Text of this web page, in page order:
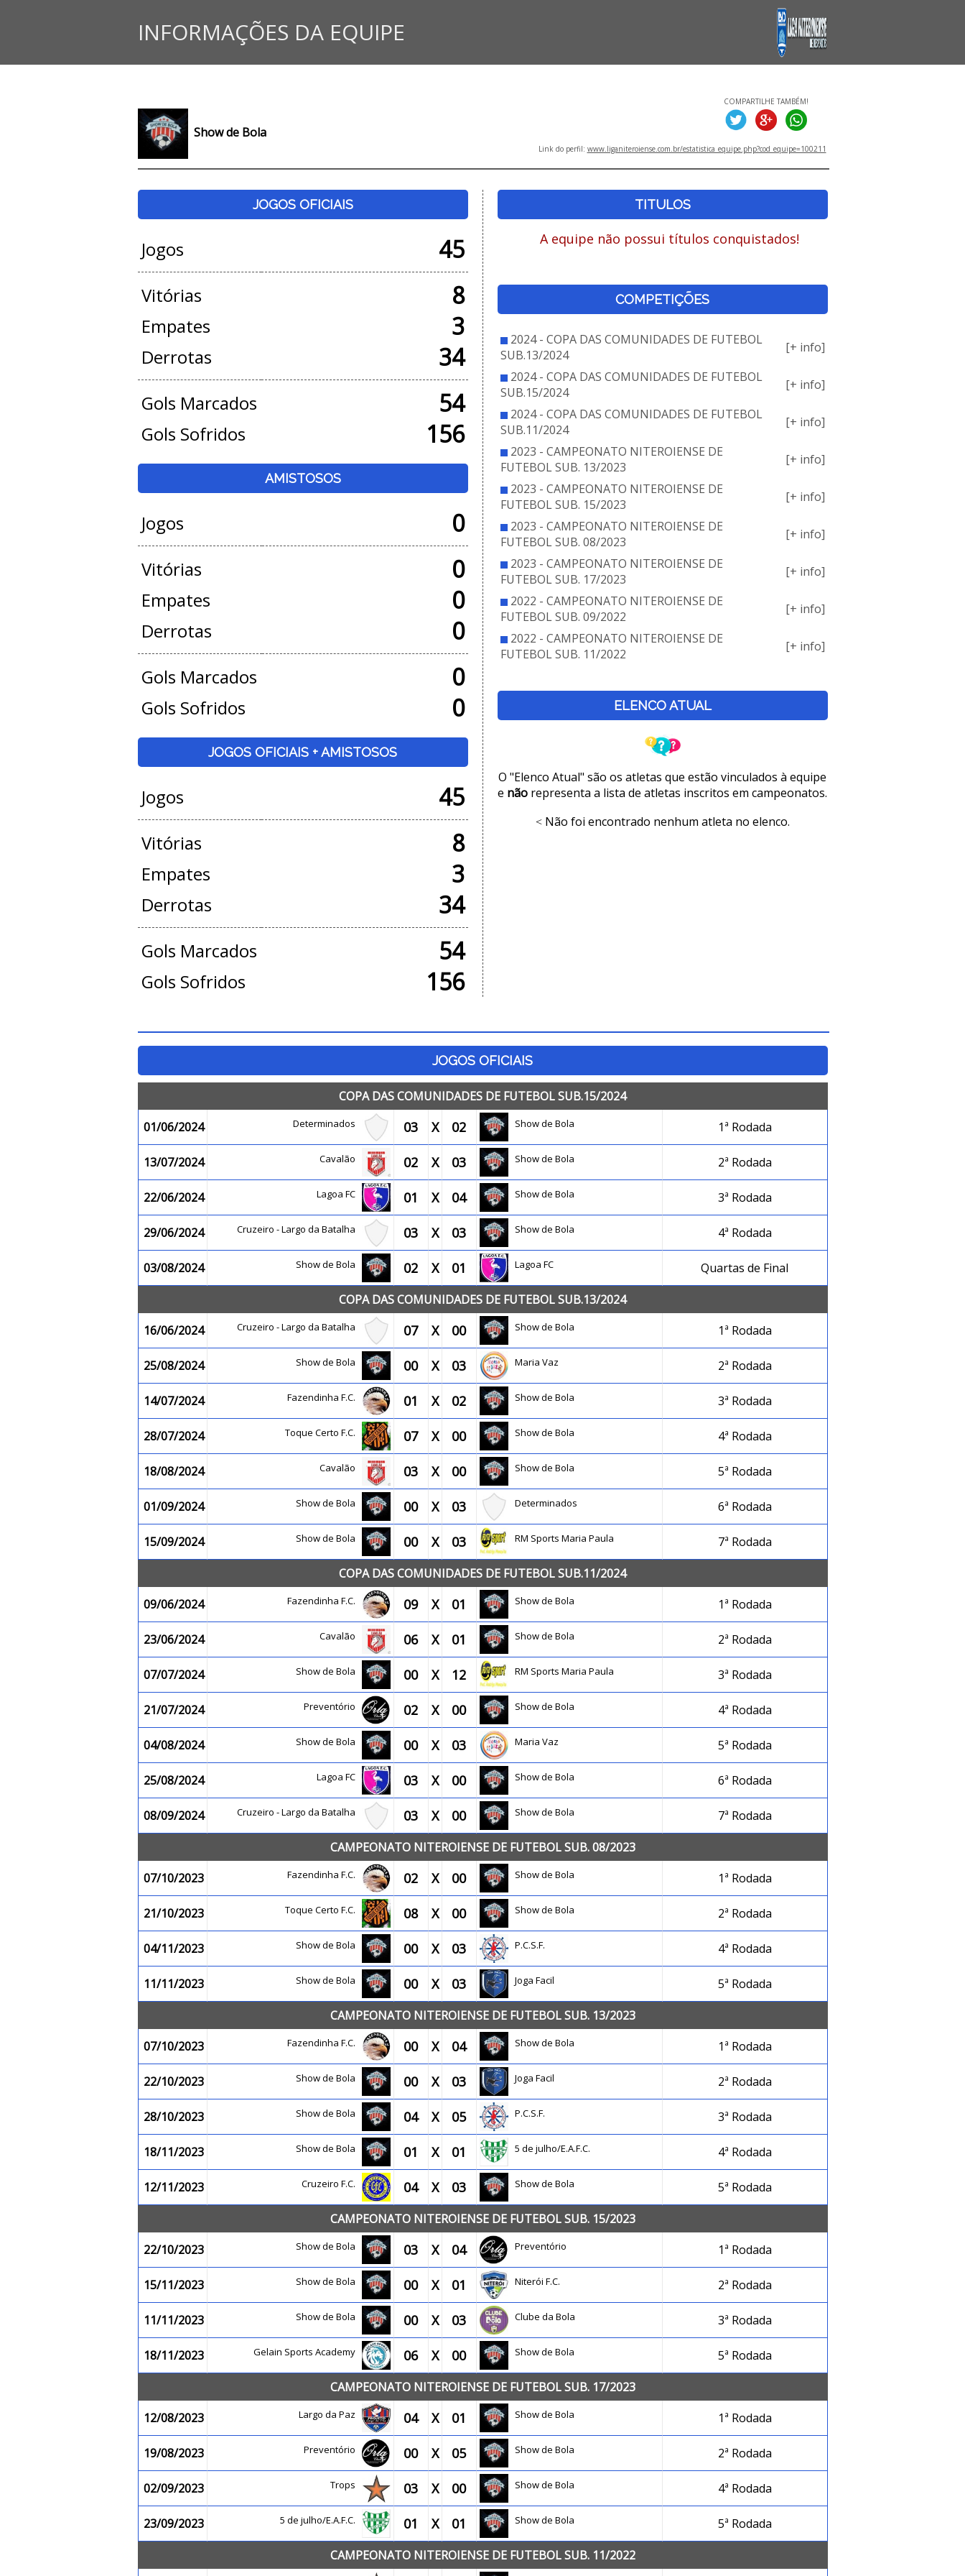
INFORMAÇÕES DA EQUIPE
Show de Bola
COMPARTILHE TAMBÉM!
Link do perfil: www.liganiteroiense.com.br/estatistica_equipe.php?cod_equipe=100211
JOGOS OFICIAIS
Jogos 45
Vitórias 8
Empates 3
Derrotas 34
Gols Marcados 54
Gols Sofridos 156
AMISTOSOS
Jogos 0
Vitórias 0
Empates 0
Derrotas 0
Gols Marcados 0
Gols Sofridos 0
JOGOS OFICIAIS + AMISTOSOS
Jogos 45
Vitórias 8
Empates 3
Derrotas 34
Gols Marcados 54
Gols Sofridos 156
TITULOS
A equipe não possui títulos conquistados!
COMPETIÇÕES
2024 - COPA DAS COMUNIDADES DE FUTEBOL
SUB.13/2024
[+ info]
2024 - COPA DAS COMUNIDADES DE FUTEBOL
SUB.15/2024
[+ info]
2024 - COPA DAS COMUNIDADES DE FUTEBOL
SUB.11/2024
[+ info]
2023 - CAMPEONATO NITEROIENSE DE
FUTEBOL SUB. 13/2023
[+ info]
2023 - CAMPEONATO NITEROIENSE DE
FUTEBOL SUB. 15/2023
[+ info]
2023 - CAMPEONATO NITEROIENSE DE
FUTEBOL SUB. 08/2023
[+ info]
2023 - CAMPEONATO NITEROIENSE DE
FUTEBOL SUB. 17/2023
[+ info]
2022 - CAMPEONATO NITEROIENSE DE
FUTEBOL SUB. 09/2022
[+ info]
2022 - CAMPEONATO NITEROIENSE DE
FUTEBOL SUB. 11/2022
[+ info]
ELENCO ATUAL
O "Elenco Atual" são os atletas que estão vinculados à equipe
e não representa a lista de atletas inscritos em campeonatos.
< Não foi encontrado nenhum atleta no elenco.
JOGOS OFICIAIS
COPA DAS COMUNIDADES DE FUTEBOL SUB.15/2024
01/06/2024
Determinados 03 X 02 Show de Bola 1ª Rodada
13/07/2024 Cavalão 02 X 03 Show de Bola 2ª Rodada
22/06/2024 Lagoa FC 01 X 04 Show de Bola 3ª Rodada
29/06/2024 Cruzeiro - Largo da Batalha 03 X 03 Show de Bola 4ª Rodada
03/08/2024 Show de Bola 02 X 01 Lagoa FC
Quartas de Final
COPA DAS COMUNIDADES DE FUTEBOL SUB.13/2024
16/06/2024
Cruzeiro - Largo da Batalha 07 X 00 Show de Bola 1ª Rodada
25/08/2024 Show de Bola 00 X 03 Maria Vaz 2ª Rodada
14/07/2024 Fazendinha F.C. 01 X 02 Show de Bola 3ª Rodada
28/07/2024 Toque Certo F.C. 07 X 00 Show de Bola 4ª Rodada
18/08/2024 Cavalão 03 X 00 Show de Bola 5ª Rodada
01/09/2024 Show de Bola 00 X 03 Determinados 6ª Rodada
15/09/2024 Show de Bola 00 X 03 RM Sports Maria Paula
7ª Rodada
COPA DAS COMUNIDADES DE FUTEBOL SUB.11/2024
09/06/2024
Fazendinha F.C. 09 X 01 Show de Bola 1ª Rodada
23/06/2024 Cavalão 06 X 01 Show de Bola 2ª Rodada
07/07/2024 Show de Bola 00 X 12 RM Sports Maria Paula 3ª Rodada
21/07/2024 Preventório 02 X 00 Show de Bola 4ª Rodada
04/08/2024 Show de Bola 00 X 03 Maria Vaz 5ª Rodada
25/08/2024 Lagoa FC 03 X 00 Show de Bola 6ª Rodada
08/09/2024 Cruzeiro - Largo da Batalha 03 X 00 Show de Bola
7ª Rodada
CAMPEONATO NITEROIENSE DE FUTEBOL SUB. 08/2023
07/10/2023
Fazendinha F.C. 02 X 00 Show de Bola 1ª Rodada
21/10/2023 Toque Certo F.C. 08 X 00 Show de Bola 2ª Rodada
04/11/2023 Show de Bola 00 X 03 P.C.S.F. 4ª Rodada
11/11/2023 Show de Bola 00 X 03 Joga Facil
5ª Rodada
CAMPEONATO NITEROIENSE DE FUTEBOL SUB. 13/2023
07/10/2023
Fazendinha F.C. 00 X 04 Show de Bola 1ª Rodada
22/10/2023 Show de Bola 00 X 03 Joga Facil 2ª Rodada
28/10/2023 Show de Bola 04 X 05 P.C.S.F. 3ª Rodada
18/11/2023 Show de Bola 01 X 01 5 de julho/E.A.F.C. 4ª Rodada
12/11/2023 Cruzeiro F.C. 04 X 03 Show de Bola
5ª Rodada
CAMPEONATO NITEROIENSE DE FUTEBOL SUB. 15/2023
22/10/2023
Show de Bola 03 X 04 Preventório 1ª Rodada
15/11/2023 Show de Bola 00 X 01 Niterói F.C. 2ª Rodada
11/11/2023 Show de Bola 00 X 03 Clube da Bola 3ª Rodada
18/11/2023 Gelain Sports Academy 06 X 00 Show de Bola
5ª Rodada
CAMPEONATO NITEROIENSE DE FUTEBOL SUB. 17/2023
12/08/2023
Largo da Paz 04 X 01 Show de Bola 1ª Rodada
19/08/2023 Preventório 00 X 05 Show de Bola 2ª Rodada
02/09/2023 Trops 03 X 00 Show de Bola 4ª Rodada
23/09/2023 5 de julho/E.A.F.C. 01 X 01 Show de Bola
5ª Rodada
CAMPEONATO NITEROIENSE DE FUTEBOL SUB. 11/2022